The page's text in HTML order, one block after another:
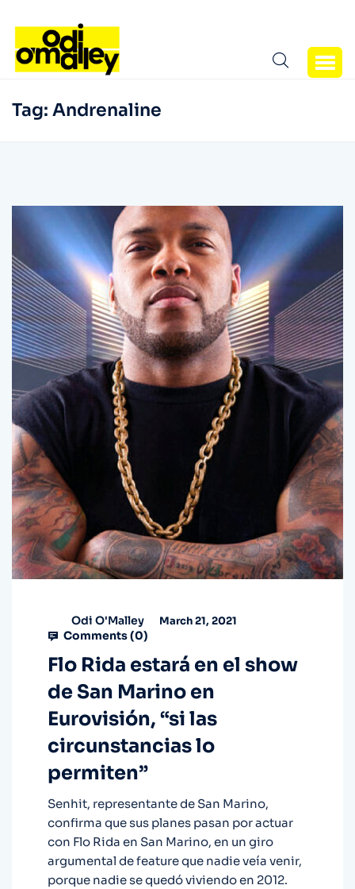
Tag: Andrenaline
Odi O'Malley March 21, 2021
Comments (0)
Flo Rida estará en el show
de San Marino en
Eurovisión, “si las
circunstancias lo
permiten”
Senhit, representante de San Marino,
confirma que sus planes pasan por actuar
con Flo Rida en San Marino, en un giro
argumental de feature que nadie veía venir,
porque nadie se quedó viviendo en 2012.